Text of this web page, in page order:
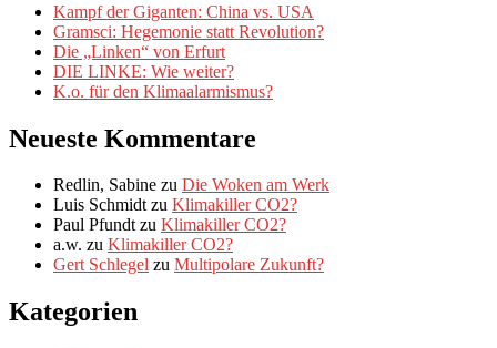
Kampf der Giganten: China vs. USA
Gramsci: Hegemonie statt Revolution?
Die „Linken“ von Erfurt
DIE LINKE: Wie weiter?
K.o. für den Klimaalarmismus?
Neueste Kommentare
Redlin, Sabine zu Die Woken am Werk
Luis Schmidtzu Klimakiller CO2?
Paul Pfundtzu Klimakiller CO2?
a.w. zu Klimakiller CO2?
Gert Schlegel zu Multipolare Zukunft?
Kategorien